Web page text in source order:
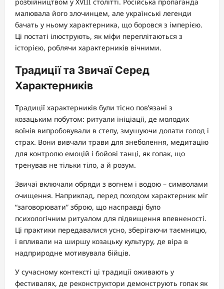
малювала його злочинцем, але українські легенди
бачать у ньому характерника, що боровся з імперією.
Ці постаті ілюструють, як міфи переплітаються з
історією, роблячи характерників вічними.
Традиції та Звичаї Серед
Характерників
Традиції характерників були тісно пов’язані з
козацьким побутом: ритуали ініціації, де молодих
воїнів випробовували в степу, змушуючи долати голод і
страх. Вони вивчали трави для знеболення, медитацію
для контролю емоцій і бойові танці, як гопак, що
тренував не тільки тіло, а й розум.
Звичаї включали обряди з вогнем і водою – символами
очищення. Наприклад, перед походом характерник міг
“заговорювати” зброю, що насправді було
психологічним ритуалом для підвищення впевненості.
Ці практики передавалися усно, зберігаючи таємницю,
і впливали на ширшу козацьку культуру, де віра в
надприродне мотивувала бійців.
У сучасному контексті ці традиції оживають у
фестивалях, де реконструктори демонструють гопак як